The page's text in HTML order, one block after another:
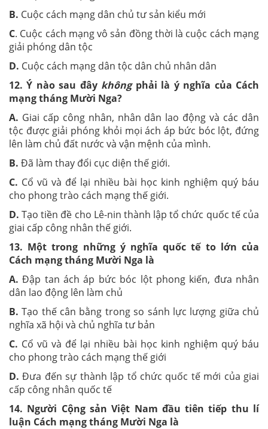
B. Cuộc cách mạng dân chủ tư sản kiểu mới
C. Cuộc cách mạng vô sản đồng thời là cuộc cách mạng
giải phóng dân tộc
D. Cuộc cách mạng dân tộc dân chủ nhân dân
12. Ý nào sau đâykhôngphải là ý nghĩa của Cách
mạng tháng Mười Nga?
A. Giai cấp công nhân, nhân dân lao động và các dân
tộc được giải phóng khỏi mọi ách áp bức bóc lột, đứng
lên làm chủ đất nước và vận mệnh của mình.
B. Đã làm thay đổi cục diện thế giới.
C. Cổ vũ và để lại nhiều bài học kinh nghiệm quý báu
cho phong trào cách mạng thế giới.
D. Tạo tiền đề cho Lê-nin thành lập tổ chức quốc tế của
giai cấp công nhân thế giới.
13. Một trong những ý nghĩa quốc tế to lớn của
Cách mạng tháng Mười Nga là
A. Đập tan ách áp bức bóc lột phong kiến, đưa nhân
dân lao động lên làm chủ
B. Tạo thế cân bằng trong so sánh lực lượng giữa chủ
nghĩa xã hội và chủ nghĩa tư bản
C. Cổ vũ và để lại nhiều bài học kinh nghiệm quý báu
cho phong trào cách mạng thế giới
D. Đưa đến sự thành lập tổ chức quốc tế mới của giai
cấp công nhân quốc tế
14. Người Cộng sản Việt Nam đầu tiên tiếp thu lí
luận Cách mạng tháng Mười Nga là